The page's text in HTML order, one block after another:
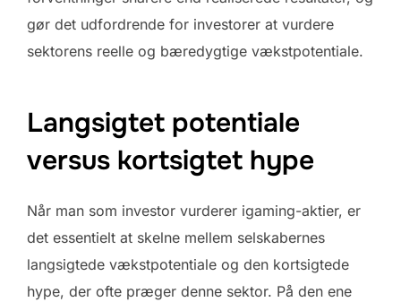
gør det udfordrende for investorer at vurdere
sektorens reelle og bæredygtige vækstpotentiale.
Langsigtet potentiale
versus kortsigtet hype
Når man som investor vurderer igaming-aktier, er
det essentielt at skelne mellem selskabernes
langsigtede vækstpotentiale og den kortsigtede
hype, der ofte præger denne sektor. På den ene